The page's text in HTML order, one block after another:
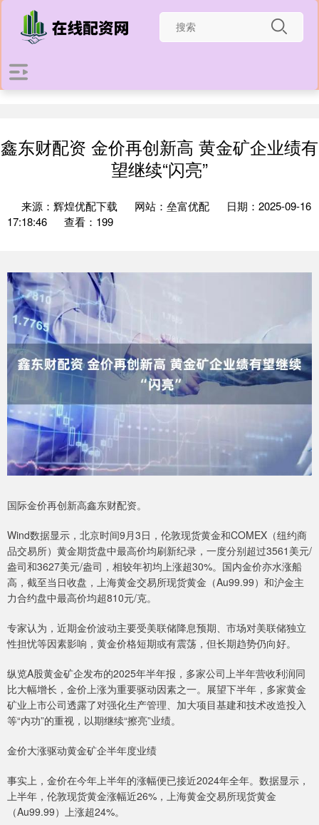
鑫东财配资 金价再创新高 黄金矿企业绩有
望继续“闪亮”
来源：辉煌优配下载 网站：垒富优配
日期：2025-09-16
17:18:46
查看：199
国际金价再创新高鑫东财配资。
Wind数据显示，北京时间9月3日，伦敦现货黄金和COMEX（纽约商
品交易所）黄金期货盘中最高价均刷新纪录，一度分别超过3561美元/
盎司和3627美元/盎司，相较年初均上涨超30%。国内金价亦水涨船
高，截至当日收盘，上海黄金交易所现货黄金（Au99.99）和沪金主
力合约盘中最高价均超810元/克。
专家认为，近期金价波动主要受美联储降息预期、市场对美联储独立
性担忧等因素影响，黄金价格短期或有震荡，但长期趋势仍向好。
纵览A股黄金矿企发布的2025年半年报，多家公司上半年营收利润同
比大幅增长，金价上涨为重要驱动因素之一。展望下半年，多家黄金
矿业上市公司透露了对强化生产管理、加大项目基建和技术改造投入
等“内功”的重视，以期继续“擦亮”业绩。
金价大涨驱动黄金矿企半年度业绩
事实上，金价在今年上半年的涨幅便已接近2024年全年。数据显示，
上半年，伦敦现货黄金涨幅近26%，上海黄金交易所现货黄金
（Au99.99）上涨超24%。